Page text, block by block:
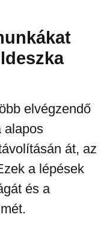
elvégzendő
alapos
át, az
a lépések
és a